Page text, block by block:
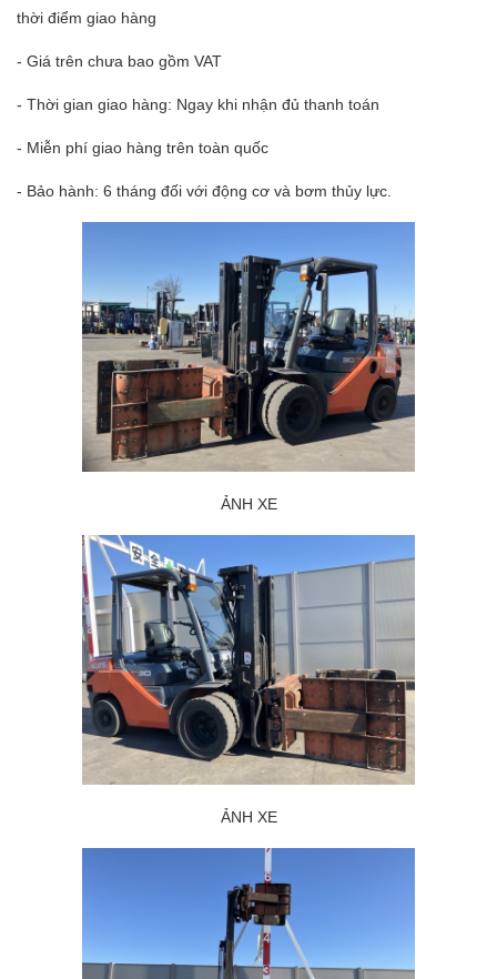
thời điểm giao hàng
- Giá trên chưa bao gồm VAT
- Thời gian giao hàng: Ngay khi nhận đủ thanh toán
- Miễn phí giao hàng trên toàn quốc
- Bảo hành: 6 tháng đối với động cơ và bơm thủy lực.
ẢNH XE
ẢNH XE